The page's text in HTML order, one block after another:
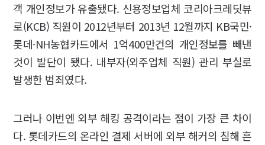
객 개인정보가 유출됐다. 신용정보업체 코리아크레딧뷰
로(KCB) 직원이 2012년부터 2013년 12월까지 KB국민·
롯데·NH농협카드에서 1억400만건의 개인정보를 빼낸
것이 발단이 됐다. 내부자(외주업체 직원) 관리 부실로
발생한 범죄였다.
그러나 이번엔 외부 해킹 공격이라는 점이 가장 큰 차이
다. 롯데카드의 온라인 결제 서버에 외부 해커의 침해 흔